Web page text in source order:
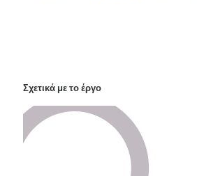
Σχετικά με το έργο